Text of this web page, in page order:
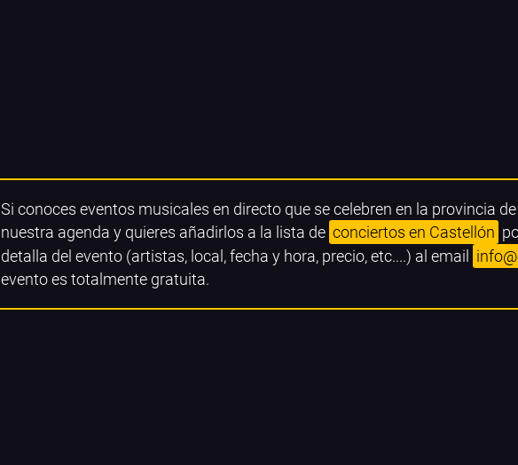
Si conoces eventos musicales en directo que se celebren en la provincia
nuestra agenda y quieres añadirlos a la lista de conciertos en Castellón
detalla del evento (artistas, local, fecha y hora, precio, etc....) al email
evento es totalmente gratuita.